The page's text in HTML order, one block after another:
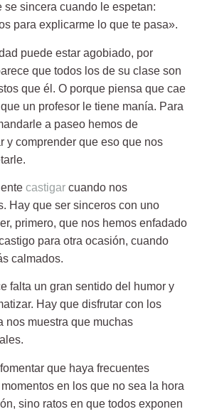
se sincera cuando le espetan:
para explicarme lo que te pasa».
puede estar agobiado, por
que todos los de su clase son
que él. O porque piensa que cae
un profesor le tiene manía. Para
a paseo hemos de
y comprender que eso que nos
castigar cuando nos
Hay que ser sinceros con uno
primero, que nos hemos enfadado
para otra ocasión, cuando
calmados.
falta un gran sentido del humor y
Hay que disfrutar con los
nos muestra que muchas
que haya frecuentes
en los que no sea la hora
sino ratos en que todos exponen